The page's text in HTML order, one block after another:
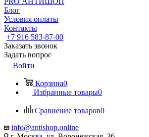
Блог
Условия оплаты
Контакты
+7 916 583-87-00
Заказать звонок
Задать вопрос
Войти
Корзина0
Избранные товары0
Сравнение товаров0
info@antishop.online